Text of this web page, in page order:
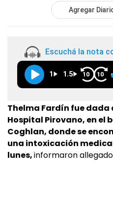
Agregar
Escuchá la nota
1 1.5 10 10
Thelma Fardín fue dada
Hospital Pirovano, en el
Coghlan, donde se
una intoxicación
lunes,informaron